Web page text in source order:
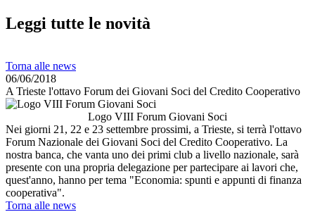
Leggi tutte le novità
Torna alle news
06/06/2018
A Trieste l'ottavo Forum dei Giovani Soci del Credito Cooperativo
Logo VIII Forum Giovani Soci
Nei giorni 21, 22 e 23 settembre prossimi, a Trieste, si terrà l'ottavo
Forum Nazionale dei Giovani Soci del Credito Cooperativo. La
nostra banca, che vanta uno dei primi club a livello nazionale, sarà
presente con una propria delegazione per partecipare ai lavori che,
quest'anno, hanno per tema "Economia: spunti e appunti di finanza
cooperativa".
Torna alle news